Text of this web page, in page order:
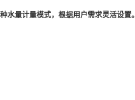
水量计量模式，根据用户需求灵活设置。